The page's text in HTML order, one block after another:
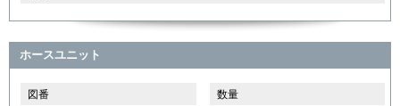
ホースユニット
図番
数量